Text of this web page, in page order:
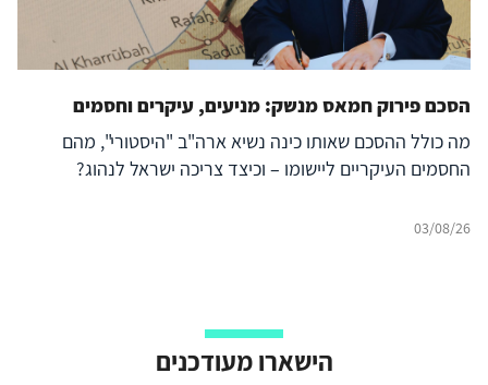
הסכם פירוק חמאס מנשק: מניעים, עיקרים וחסמים
מה כולל ההסכם שאותו כינה נשיא ארה"ב "היסטורי", מהם
החסמים העיקריים ליישומו – וכיצד צריכה ישראל לנהוג?
03/08/26
הישארו מעודכנים